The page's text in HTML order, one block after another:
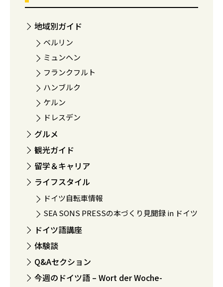
地域別ガイド
ベルリン
ミュンヘン
フランクフルト
ハンブルク
ケルン
ドレスデン
グルメ
観光ガイド
留学＆キャリア
ライフスタイル
ドイツ自転車情報
SEA SONS PRESSの本づくり見聞録 in ドイツ
ドイツ語講座
体験談
Q&Aセクション
今週のドイツ語 – Wort der Woche-